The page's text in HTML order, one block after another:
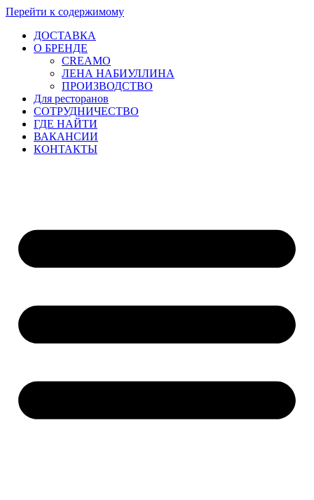
Перейти к содержимому
ДОСТАВКА
О БРЕНДЕ
CREAMO
ЛЕНА НАБИУЛЛИНА
ПРОИЗВОДСТВО
Для ресторанов
CОТРУДНИЧЕСТВО
ГДЕ НАЙТИ
ВАКАНСИИ
КОНТАКТЫ